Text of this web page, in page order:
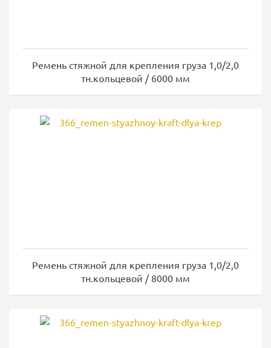
Ремень стяжной для крепления груза 1,0/2,0
тн.кольцевой / 6000 мм
Ремень стяжной для крепления груза 1,0/2,0
тн.кольцевой / 8000 мм